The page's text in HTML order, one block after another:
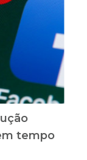
tempo